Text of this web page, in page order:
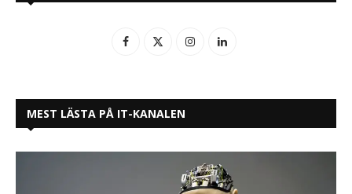
MEST LÄSTA PÅ IT-KANALEN